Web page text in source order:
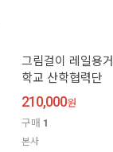
그림걸이 레일용
학교 산학협력단
210,000원
구매 1
본사